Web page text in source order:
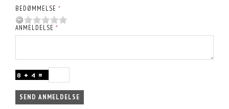
BEDØMMELSE
ANMELDELSE
SEND ANMELDELSE